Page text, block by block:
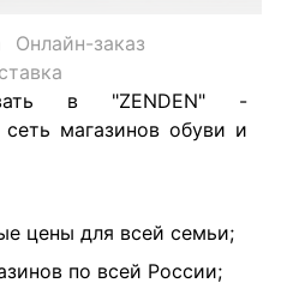
Онлайн-заказ
в "ZENDEN" -
магазинов обуви и
цены для всей семьи;
по всей России;